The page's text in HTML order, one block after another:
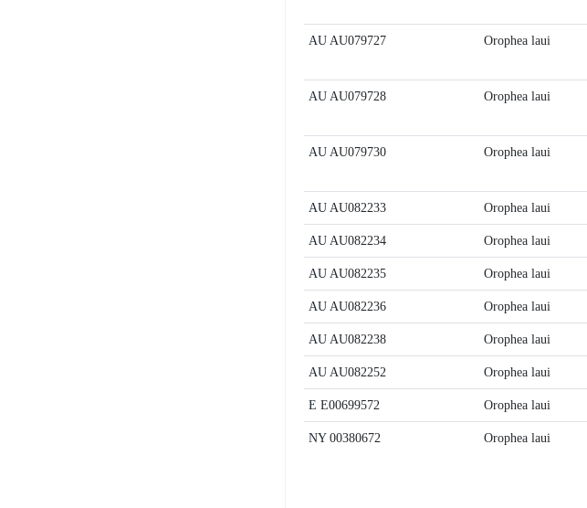
AU AU079727 Orophea laui
AU AU079728 Orophea laui
AU AU079730 Orophea laui
AU AU082233 Orophea laui
AU AU082234 Orophea laui
AU AU082235 Orophea laui
AU AU082236 Orophea laui
AU AU082238 Orophea laui
AU AU082252 Orophea laui
E E00699572 Orophea laui
NY00380672 Orophea laui